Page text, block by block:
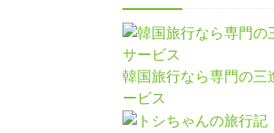
韓国旅行なら専門の三
ービス